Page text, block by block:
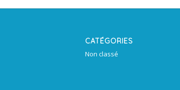
CATÉGORIES
Non classé